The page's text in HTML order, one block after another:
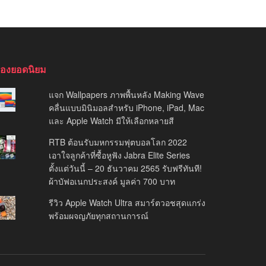
องยอดนิยม
แจก Wallpapers ภาพพื้นหลัง Making Wave
คลื่นแบบมินิมอลสำหรับ iPhone, iPad, Mac
และ Apple Watch มีให้เลือกหลายสี
RTB ต้อนรับมหกรรมฟุตบอลโลก 2022
เอาใจลูกค้าที่ซื้อหูฟัง Jabra Elite Series
ตั้งแต่วันนี้ – 20 ธันวาคม 2565 รับฟรีทันที!
ผ้าบัฟอเนกประสงค์ มูลค่า 700 บาท
รีวิว Apple Watch Ultra สมาร์ตวอชสุดแกร่ง
พร้อมผจญภัยทุกสถานการณ์